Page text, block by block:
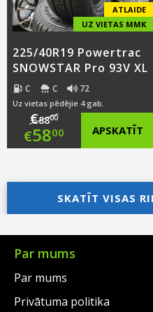
ATLAIDE
UZ VIETAS MMK
225/40R19 Powertrac
SNOWSTAR Pro 93V XL
C C 72
Uz vietas pēdējie 4 gab.
€8800
Original
was:
€88.00.
€5800
price
is:
€58.00.
APSKATĪT
SKATĪT VISAS
Par mums
Par mums
Privātuma politika